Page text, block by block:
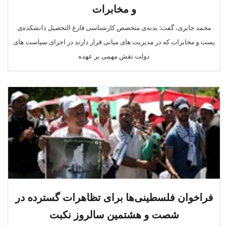
و مخابرات
محمد جابری، گفت: بدنه‌ی متخصص کارشناسی فارغ التحصیل دانشکده‌ی
پست و مخابرات که در مدیریت های میانی قرار دارند در اجرای سیاست های
دولت نقش مهمی بر عهده
فراخوان فلسطینی‌ها برای تظاهرات گسترده در
شصت و هشتمین سالروز نکبت